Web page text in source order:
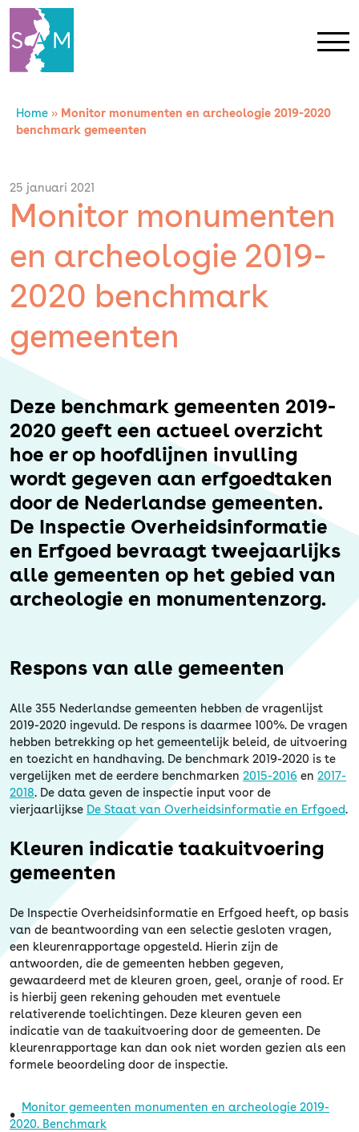
Home
Contact
SAM Limburg
Actueel
Overheid
Home » Monitor monumenten en archeologie 2019-2020
benchmark gemeenten
25 januari 2021
Monitor monumenten
en archeologie 2019-
2020 benchmark
gemeenten
Deze benchmark gemeenten 2019-
2020 geeft een actueel overzicht
hoe er op hoofdlijnen invulling
wordt gegeven aan erfgoedtaken
door de Nederlandse gemeenten.
De Inspectie Overheidsinformatie
en Erfgoed bevraagt tweejaarlijks
alle gemeenten op het gebied van
archeologie en monumentenzorg.
Respons van alle gemeenten
Alle 355 Nederlandse gemeenten hebben de vragenlijst
2019-2020 ingevuld. De respons is daarmee 100%. De vragen
hebben betrekking op het gemeentelijk beleid, de uitvoering
en toezicht en handhaving. De benchmark 2019-2020 is te
vergelijken met de eerdere benchmarken 2015-2016 en 2017-
2018. De data geven de inspectie input voor de
vierjaarlijkse De Staat van Overheidsinformatie en Erfgoed.
Kleuren indicatie taakuitvoering
gemeenten
De Inspectie Overheidsinformatie en Erfgoed heeft, op basis
van de beantwoording van een selectie gesloten vragen,
een kleurenrapportage opgesteld. Hierin zijn de
antwoorden, die de gemeenten hebben gegeven,
gewaardeerd met de kleuren groen, geel, oranje of rood. Er
is hierbij geen rekening gehouden met eventuele
relativerende toelichtingen. Deze kleuren geven een
indicatie van de taakuitvoering door de gemeenten. De
kleurenrapportage kan dan ook niet worden gezien als een
formele beoordeling door de inspectie.
Monitor gemeenten monumenten en archeologie 2019-
2020. Benchmark